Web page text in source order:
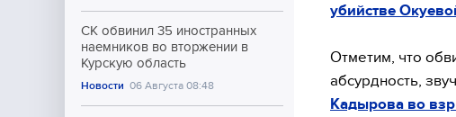
СК обвинил 35 иностранных
наемников во вторжении в
Курскую область
Новости 06 Августа 08:48
убийстве
Отметим, что
абсурдность,
Кадырова во